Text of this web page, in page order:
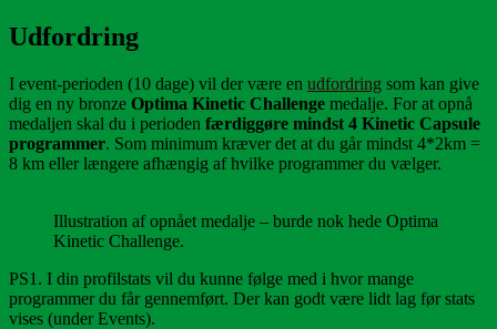
Udfordring
I event-perioden (10 dage) vil der være en udfordring som kan give
dig en ny bronze Optima Kinetic Challenge medalje. For at opnå
medaljen skal du i perioden færdiggøre mindst 4 Kinetic Capsule
programmer. Som minimum kræver det at du går mindst 4*2km =
8 km eller længere afhængig af hvilke programmer du vælger.
Illustration af opnået medalje – burde nok hede Optima
Kinetic Challenge.
PS1. I din profilstats vil du kunne følge med i hvor mange
programmer du får gennemført. Der kan godt være lidt lag før stats
vises (under Events).